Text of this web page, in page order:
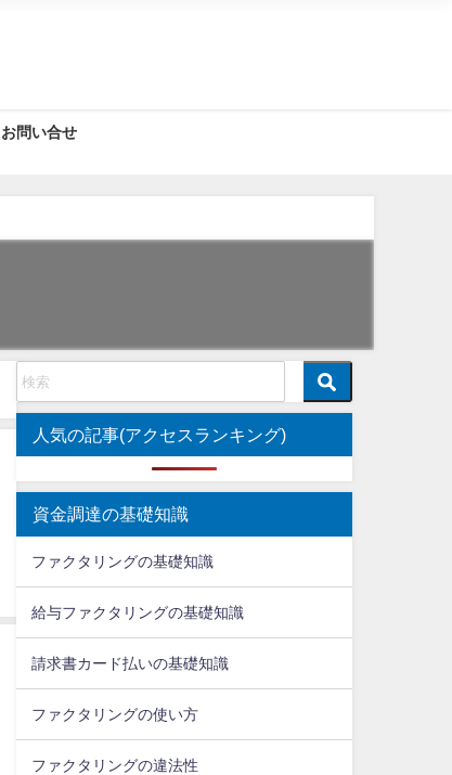
お問い合せ
人気の記事(アクセスランキング)
資金調達の基礎知識
ファクタリングの基礎知識
給与ファクタリングの基礎知識
請求書カード払いの基礎知識
ファクタリングの使い方
ファクタリングの違法性